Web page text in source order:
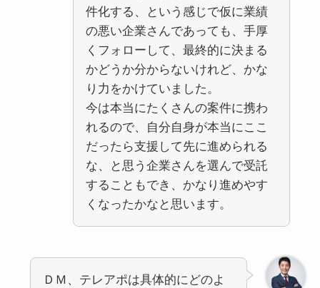
件化する、という感じで仮に業績
の悪い企業さんであっても、手厚
くフォローして、最終的に決まる
かどうか分からないけれど、かな
り力をかけていました。
今は本当にたくさんの案件に携わ
れるので、自分自身が本当にここ
だったら支援して先に進められる
な、と思う企業さんを選んで受託
することもでき、かなり進めやす
くなったかなと思います。
ＤＭ、テレアポは具体的にどのよ